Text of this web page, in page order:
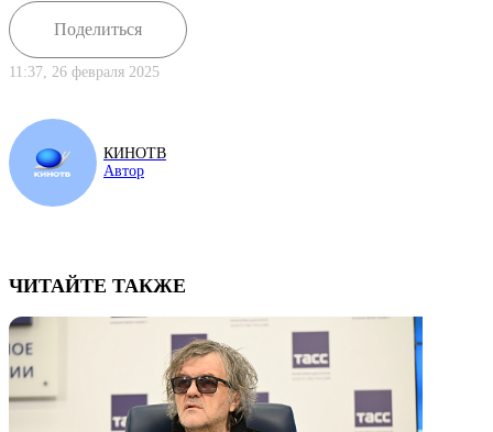
Поделиться
11:37, 26 февраля 2025
КИНОТВ
Автор
ЧИТАЙТЕ ТАКЖЕ